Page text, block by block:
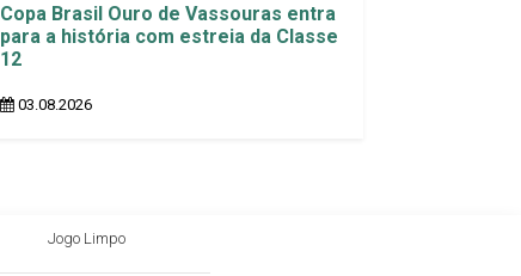
Copa Brasil Ouro de Vassouras entra
para a história com estreia da Classe
12
03.08.2026
Jogo Limpo